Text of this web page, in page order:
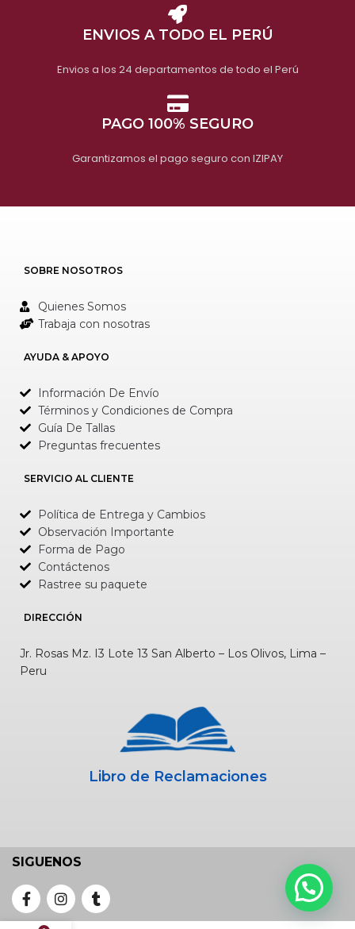
ENVIOS A TODO EL PERÚ
Envios a los 24 departamentos de todo el Perú
PAGO 100% SEGURO
Garantizamos el pago seguro con IZIPAY
SOBRE NOSOTROS
Quienes Somos
Trabaja con nosotras
AYUDA & APOYO
Información De Envío
Términos y Condiciones de Compra
Guía De Tallas
Preguntas frecuentes
SERVICIO AL CLIENTE
Política de Entrega y Cambios
Observación Importante
Forma de Pago
Contáctenos
Rastree su paquete
DIRECCIÓN
Jr. Rosas Mz. I3 Lote 13 San Alberto – Los Olivos, Lima –
Peru
Libro de Reclamaciones
SIGUENOS